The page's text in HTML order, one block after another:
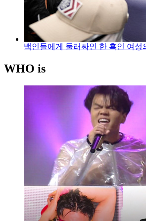
백인들에게 둘러싸인 한 흑인 여
WHO is